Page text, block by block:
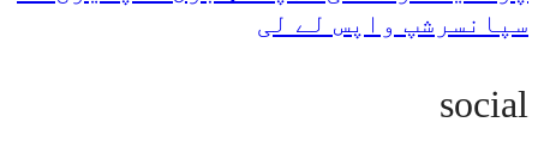
سپانسرشپ واپس لے لی
social